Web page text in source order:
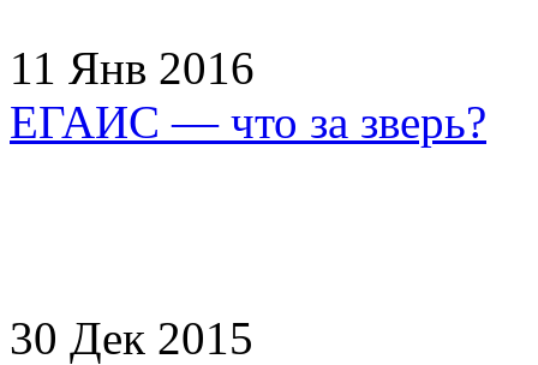
11 Янв 2016
ЕГАИС — что за зверь?
30 Дек 2015